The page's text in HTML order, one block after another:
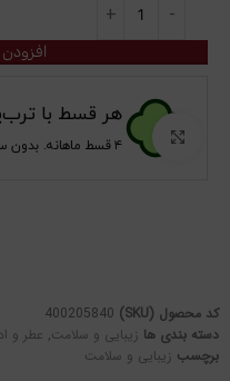
برای بزرگنمایی کلیک
هر قسط با
۴ قسط ماهانه. بدون سود، چک و ضامن.
کد محصول (SKU)
400205840
دسته بندی ها زیبایی و سلامت, عطر و
برچسب زیبایی و سلامت